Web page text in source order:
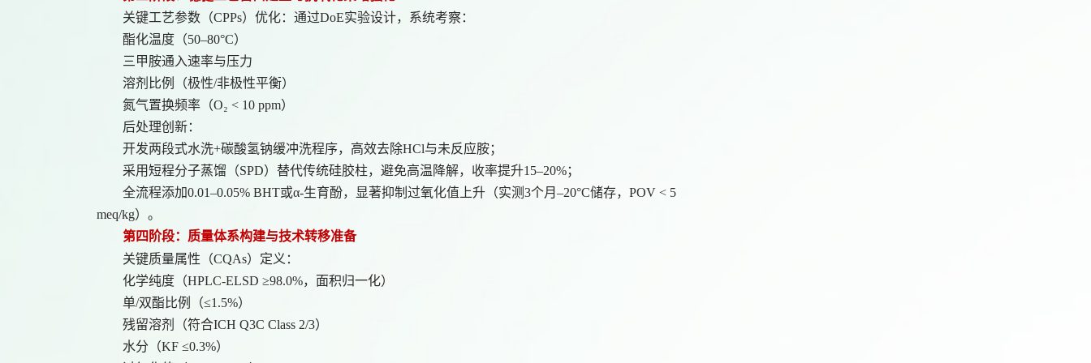
关键工艺参数（CPPs）优化：通过DoE实验设计，系统考察：
酯化温度（50–80°C）
三甲胺通入速率与压力
溶剂比例（极性/非极性平衡）
氮气置换频率（O₂ < 10 ppm）
后处理创新：
开发两段式水洗+碳酸氢钠缓冲洗程序，高效去除HCl与未反应胺；
采用短程分子蒸馏（SPD）替代传统硅胶柱，避免高温降解，收率提升15–20%；
全流程添加0.01–0.05% BHT或α-生育酚，显著抑制过氧化值上升（实测3个月–20°C储存，POV < 5
meq/kg）。
第四阶段：质量体系构建与技术转移准备
关键质量属性（CQAs）定义：
化学纯度（HPLC-ELSD ≥98.0%，面积归一化）
单/双酯比例（≤1.5%）
残留溶剂（符合ICH Q3C Class 2/3）
水分（KF ≤0.3%）